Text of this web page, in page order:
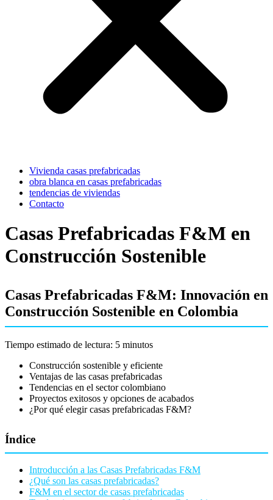
Vivienda casas prefabricadas
obra blanca en casas prefabricadas
tendencias de viviendas
Contacto
Casas Prefabricadas F&M en
Construcción Sostenible
Casas Prefabricadas F&M: Innovación en
Construcción Sostenible en Colombia
Tiempo estimado de lectura: 5 minutos
Construcción sostenible y eficiente
Ventajas de las casas prefabricadas
Tendencias en el sector colombiano
Proyectos exitosos y opciones de acabados
¿Por qué elegir casas prefabricadas F&M?
Índice
Introducción a las Casas Prefabricadas F&M
¿Qué son las casas prefabricadas?
F&M en el sector de casas prefabricadas